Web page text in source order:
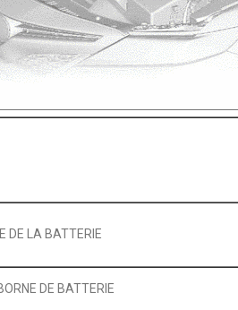
DE LA BATTERIE
DE BATTERIE